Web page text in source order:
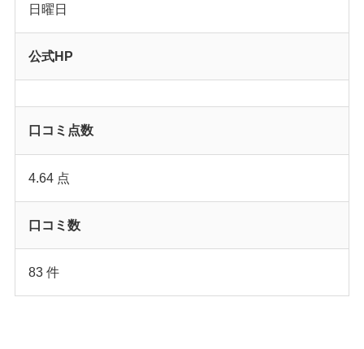
日曜日
公式HP
口コミ点数
4.64 点
口コミ数
83 件